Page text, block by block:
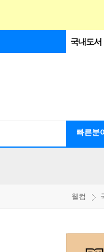
국내도서
빠른분
웰컴